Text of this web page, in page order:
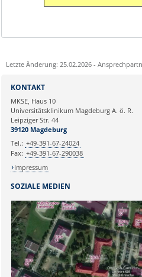
Letzte Änderung: 25.02.2026 -
Ihre E-Mailadresse:
Ihr Anliegen:
SOZIALE MEDIEN
KONTAKT
MKSE, Haus 10
Universitätsklinikum Magdeburg A. ö. R.
Leipziger Str. 44
39120 Magdeburg
Tel.: +49-391-67-24024
Fax: +49-391-67-290038
Impressum